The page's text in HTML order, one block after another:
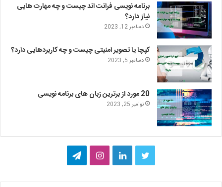
برنامه نویسی فرانت اند چیست و چه مهارت هایی
نیاز دارد؟
دسامبر 12, 2023
کپچا یا تصویر امنیتی چیست و چه کاربردهایی دارد؟
دسامبر 5, 2023
20 مورد از برترین زبان های برنامه نویسی
نوامبر 25, 2023